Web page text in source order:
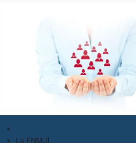
La FNMJI